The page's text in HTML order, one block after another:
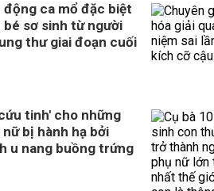
động ca mổ đặc biệt
bé sơ sinh từ người
thư giai đoạn cuối
tinh' cho những
nữ bị hành hạ bởi
u nang buồng trứng